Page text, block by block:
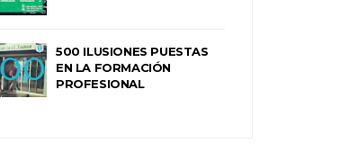
500 ILUSIONES PUESTAS
EN LA FORMACIÓN
PROFESIONAL